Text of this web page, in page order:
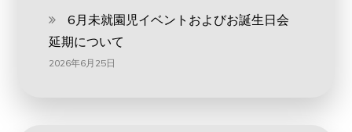
6月未就園児イベントおよびお誕生日会
延期について
2026年6月25日